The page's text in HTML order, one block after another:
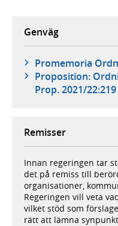
Genväg
Promemoria
Proposition:
Prop. 2021/22:219
Remisser
Innan regeringen tar
det på remiss till
organisationer,
Regeringen vill veta
vilket stöd som
rätt att lämna